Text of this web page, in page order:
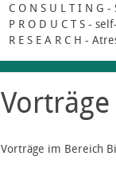
C O N S U L T I N G
P R O D U C T S -
R E S E A R C H -
Vorträge
Vorträge im Bereich